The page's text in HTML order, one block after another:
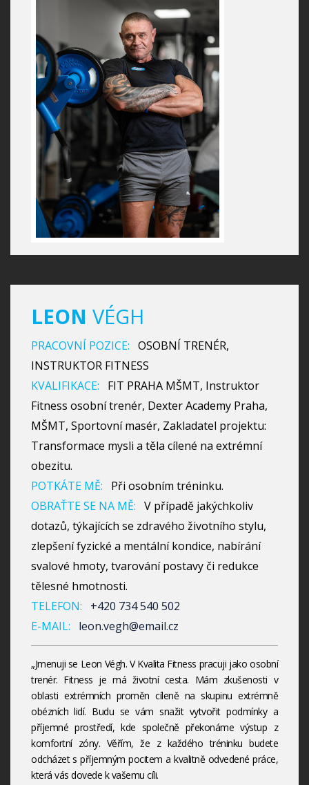
LEON VÉGH
PRACOVNÍ POZICE: OSOBNÍ TRENÉR,
INSTRUKTOR FITNESS
KVALIFIKACE:
FIT PRAHA MŠMT, Instruktor
Fitness osobní trenér, Dexter Academy Praha,
MŠMT, Sportovní masér, Zakladatel projektu:
Transformace mysli a těla cílené na extrémní
obezitu.
POTKÁTE MĚ:
Při osobním tréninku.
OBRAŤTE SE NA MĚ: V případě jakýchkoliv
dotazů, týkajících se zdravého životního stylu,
zlepšení fyzické a mentální kondice, nabírání
svalové hmoty, tvarování postavy či redukce
tělesné hmotnosti.
TELEFON:
+420 734 540 502
E-MAIL:
leon.vegh@email.cz
„Jmenuji se Leon Végh. V Kvalita Fitness pracuji jako osobní
trenér. Fitness je má životní cesta. Mám zkušenosti v
oblasti extrémních proměn cíleně na skupinu extrémně
obézních lidí. Budu se vám snažit vytvořit podmínky a
příjemné prostředí, kde společně překonáme výstup z
komfortní zóny. Věřím, že z každého tréninku budete
odcházet s příjemným pocitem a kvalitně odvedené práce,
která vás dovede k vašemu cíli.